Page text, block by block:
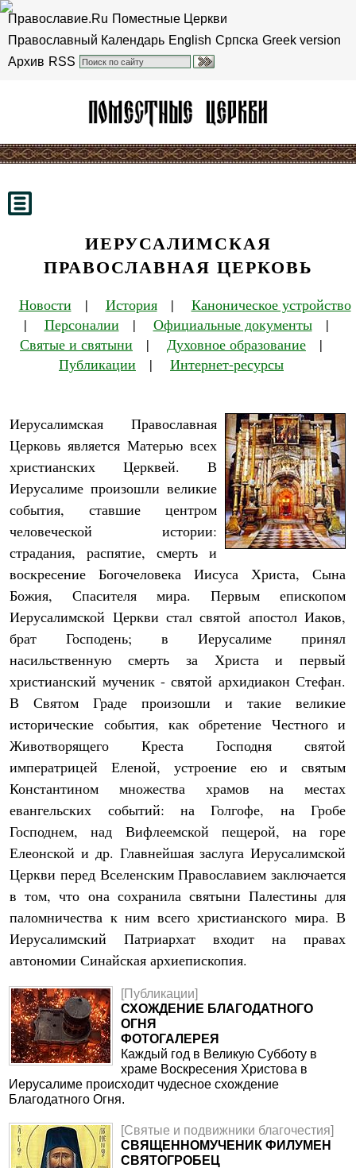
Православие.Ru Поместные Церкви
Православный Календарь English Српска Greek version
Архив RSS
ИЕРУСАЛИМСКАЯ
ПРАВОСЛАВНАЯ ЦЕРКОВЬ
Новости | История| Каноническое устройство
| Персоналии | Официальные документы|
Святые и святыни | Духовное образование |
Публикации | Интернет-ресурсы
Иерусалимская Православная
Церковь является Матерью всех
христианских Церквей. В
Иерусалиме произошли великие
события, ставшие центром
человеческой истории:
страдания, распятие, смерть и
воскресение Богочеловека Иисуса Христа, Сына
Божия, Спасителя мира. Первым епископом
Иерусалимской Церкви стал святой апостол Иаков,
брат Господень; в Иерусалиме принял
насильственную смерть за Христа и первый
христианский мученик - святой архидиакон Стефан.
В Святом Граде произошли и такие великие
исторические события, как обретение Честного и
Животворящего Креста Господня святой
императрицей Еленой, устроение ею и святым
Константином множества храмов на местах
евангельских событий: на Голгофе, на Гробе
Господнем, над Вифлеемской пещерой, на горе
Елеонской и др. Главнейшая заслуга Иерусалимской
Церкви перед Вселенским Православием заключается
в том, что она сохранила святыни Палестины для
паломничества к ним всего христианского мира. В
Иерусалимский Патриархат входит на правах
автономии Синайская архиепископия.
[Публикации]
СХОЖДЕНИЕ БЛАГОДАТНОГО
ОГНЯ
ФОТОГАЛЕРЕЯ
Каждый год в Великую Субботу в
храме Воскресения Христова в
Иерусалиме происходит чудесное схождение
Благодатного Огня.
[Святые и подвижники благочестия]
СВЯЩЕННОМУЧЕНИК ФИЛУМЕН
СВЯТОГРОБЕЦ